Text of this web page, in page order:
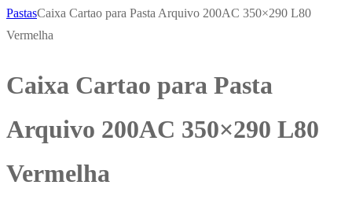
PastasCaixa Cartao para Pasta Arquivo 200AC 350×290 L80
Vermelha
Caixa Cartao para Pasta
Arquivo 200AC 350×290 L80
Vermelha